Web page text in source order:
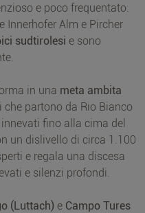
e poco frequentato.
Innerhofer Alm e Pircher
sudtirolesi e sono
in una meta ambita
che partono da Rio Bianco
fino alla cima del
un dislivello di circa 1.100
e regala una discesa
e silenzi profondi.
(Luttach) e Campo Tures